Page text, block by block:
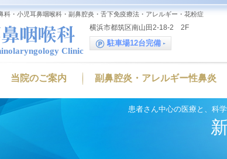
科・小児耳鼻咽喉科・副鼻腔炎・舌下免疫療法・アレルギー・花粉症
Clinic
横浜市都筑区南山田2-18-2 2F
駐車場12台完備
当院のご案内 副鼻腔炎・アレルギー性鼻炎
患者さん中心の医療と、科